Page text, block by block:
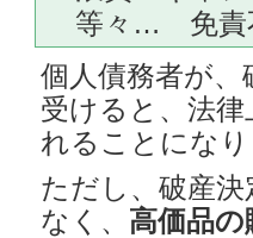
等々… 免責
個人債務者が、
受けると、法
れることになり
ただし、破産
なく、 高価品